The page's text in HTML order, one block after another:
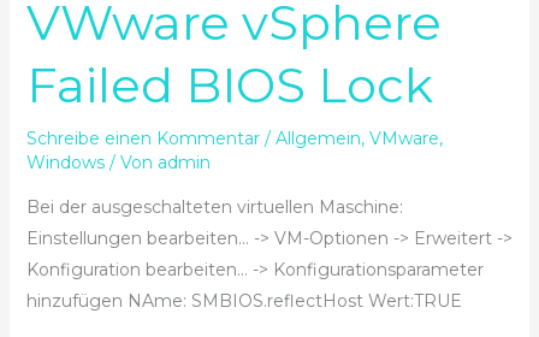
VWware vSphere
Failed BIOS Lock
Schreibe einen Kommentar / Allgemein, VMware,
Windows/ Von admin
Bei der ausgeschalteten virtuellen Maschine:
Einstellungen bearbeiten… -> VM-Optionen -> Erweitert ->
Konfiguration bearbeiten… -> Konfigurationsparameter
hinzufügen NAme: SMBIOS.reflectHost Wert:TRUE
VWware
vSphere
Failed
BIOS
Lock